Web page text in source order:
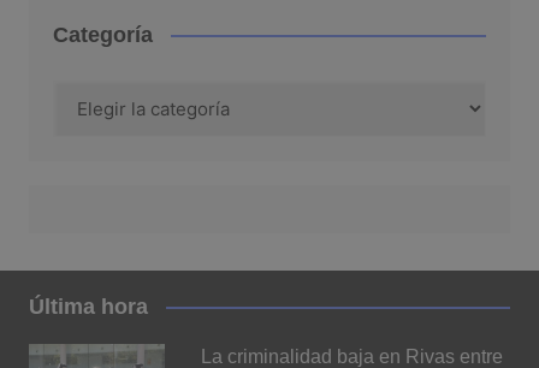
Categoría
Última hora
La criminalidad baja en Rivas entre